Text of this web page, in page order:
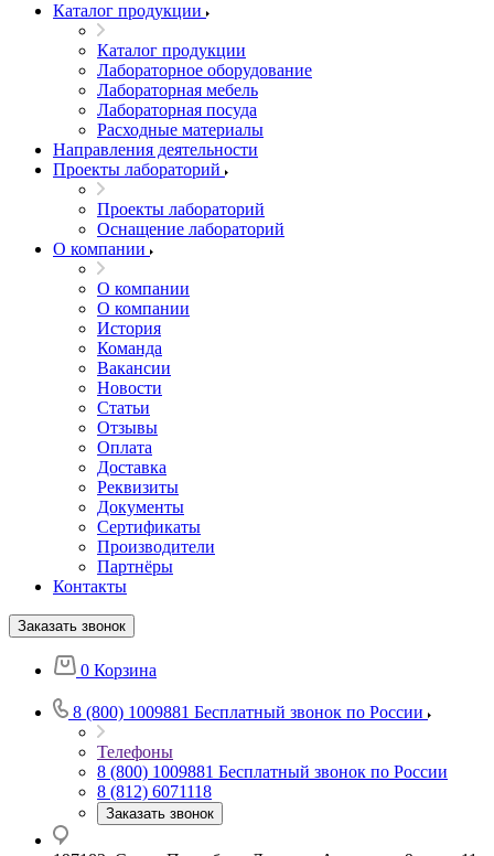
Каталог продукции
Каталог продукции
Лабораторное оборудование
Лабораторная мебель
Лабораторная посуда
Расходные материалы
Направления деятельности
Проекты лабораторий
Проекты лабораторий
Оснащение лабораторий
О компании
О компании
О компании
История
Команда
Вакансии
Новости
Статьи
Отзывы
Оплата
Доставка
Реквизиты
Документы
Сертификаты
Производители
Партнёры
Контакты
Заказать звонок
0 Корзина
8 (800) 1009881 Бесплатный звонок по России
Телефоны
8 (800) 1009881 Бесплатный звонок по России
8 (812) 6071118
Заказать звонок